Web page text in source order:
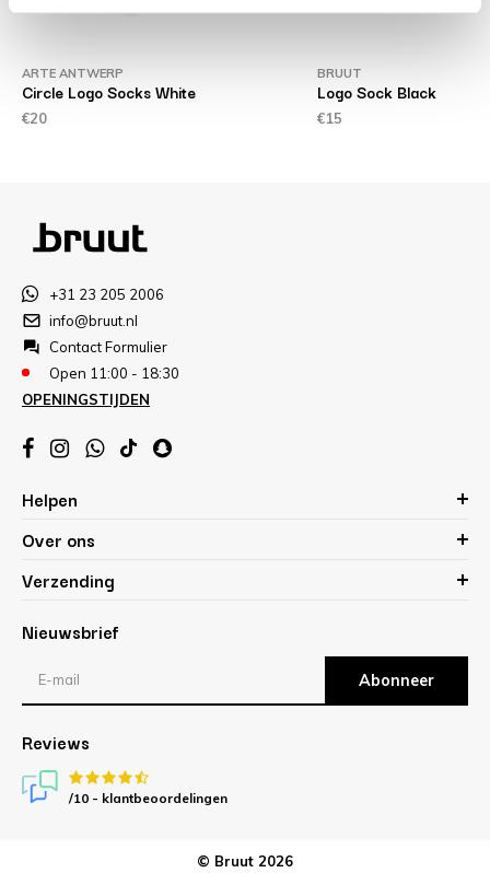
ARTE ANTWERP
Circle Logo Socks White
€20
BRUUT
Logo Sock Black
€15
+31 23 205 2006
info@bruut.nl
Contact Formulier
Open 11:00 - 18:30
OPENINGSTIJDEN
Helpen
Over ons
Verzending
Nieuwsbrief
Abonneer
Reviews
/10 - klantbeoordelingen
© Bruut 2026